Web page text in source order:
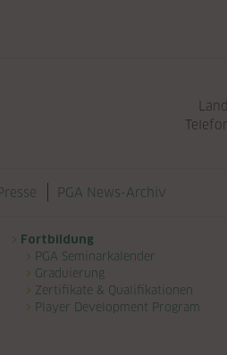
PGA News-Archiv
Fortbildung
PGA Seminarkalender
Graduierung
Zertifikate & Qualifikationen
Player Development Program